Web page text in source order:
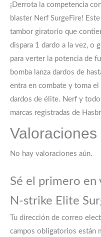
¡Derrota la competencia
blaster Nerf SurgeFire!
tambor giratorio que
dispara 1 dardo a la vez, o
para verter la potencia de
bomba lanza dardos de
entra en combate y toma
dardos de élite. Nerf y
marcas registradas de
Valoraciones
No hay valoraciones aún.
Sé el primero en
N-strike Elite
Tu dirección de correo
campos obligatorios están